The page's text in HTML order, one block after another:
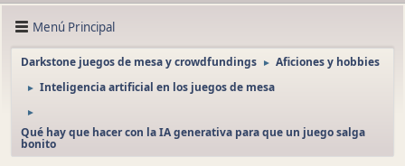
Menú Principal
Darkstone juegos de mesa y crowdfundings ► Aficiones y hobbies
► Inteligencia artificial en los juegos de mesa
►
Qué hay que hacer con la IA generativa para que un juego salga
bonito